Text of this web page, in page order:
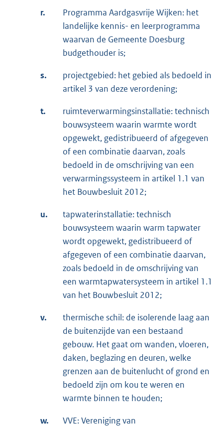
r.
Programma Aardgasvrije Wijken: het
landelijke kennis- en leerprogramma
waarvan de Gemeente Doesburg
budgethouder is;
s.
projectgebied: het gebied als bedoeld in
artikel 3 van deze verordening;
t.
ruimteverwarmingsinstallatie: technisch
bouwsysteem waarin warmte wordt
opgewekt, gedistribueerd of afgegeven
of een combinatie daarvan, zoals
bedoeld in de omschrijving van een
verwarmingssysteem in artikel 1.1 van
het Bouwbesluit 2012;
u.
tapwaterinstallatie: technisch
bouwsysteem waarin warm tapwater
wordt opgewekt, gedistribueerd of
afgegeven of een combinatie daarvan,
zoals bedoeld in de omschrijving van
een warmtapwatersysteem in artikel 1.1
van het Bouwbesluit 2012;
v.
thermische schil: de isolerende laag aan
de buitenzijde van een bestaand
gebouw. Het gaat om wanden, vloeren,
daken, beglazing en deuren, welke
grenzen aan de buitenlucht of grond en
bedoeld zijn om kou te weren en
warmte binnen te houden;
w.
VVE: Vereniging van